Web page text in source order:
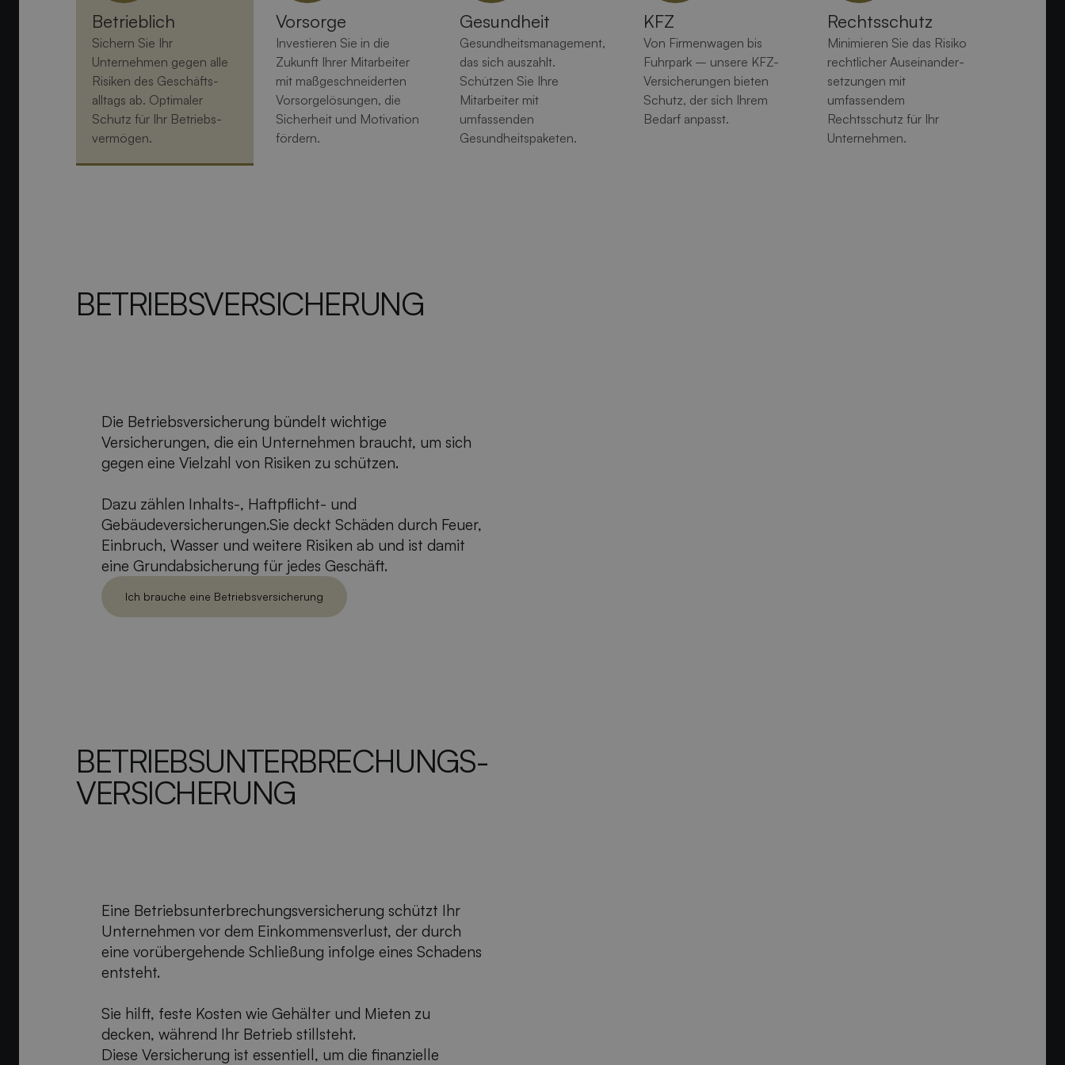
Betrieblich
Sichern Sie Ihr
Unternehmen gegen alle
Risiken des Geschäfts­
alltags ab. Optimaler
Schutz für Ihr Betriebs­
vermögen.
Vorsorge
Investieren Sie in die
Zukunft Ihrer Mitarbeiter
mit maßgeschneiderten
Vorsorgelösungen, die
Sicherheit und Motivation
fördern.
Gesundheit
Gesundheits­management,
das sich auszahlt.
Schützen Sie Ihre
Mitarbeiter mit
umfassenden
Gesundheitspaketen.
KFZ
Von Firmenwagen bis
Fuhrpark – unsere KFZ-
Versicherungen bieten
Schutz, der sich Ihrem
Bedarf anpasst.
Rechtsschutz
Minimieren Sie das Risiko
rechtlicher Auseinander­
setzungen mit
umfassendem
Rechtsschutz für Ihr
Unternehmen.
BETRIEBS­VERSICHERUNG
Die Betriebsversicherung bündelt wichtige
Versicherungen, die ein Unternehmen braucht, um sich
gegen eine Vielzahl von Risiken zu schützen.
Dazu zählen Inhalts-, Haftpflicht- und
Gebäudeversicherungen.Sie deckt Schäden durch Feuer,
Einbruch, Wasser und weitere Risiken ab und ist damit
eine Grundabsicherung für jedes Geschäft.
Ich brauche eine Betriebs­versicherung
Ich brauch eine Betriebs­versicherung
BETRIEBS­UNTERBRECHUNGS­
VERSICHERUNG
Eine Betriebsunterbrechungsversicherung schützt Ihr
Unternehmen vor dem Einkommensverlust, der durch
eine vorübergehende Schließung infolge eines Schadens
entsteht.
Sie hilft, feste Kosten wie Gehälter und Mieten zu
decken, während Ihr Betrieb stillsteht.
Diese Versicherung ist essentiell, um die finanzielle